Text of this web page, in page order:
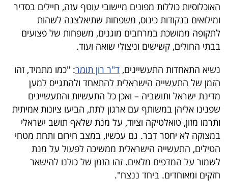
פודקאסט
40
UNDER
40
שיתופי
פעולה
דרושים
האוכלוסיות כוללות מפונים מיישובי עוטף עזה, חיילים בסדיר
ומילואים בנקודות כינוס, משפחות שתיאלצנה לשהות
לתקופה ממושכת במרחבים מוגנים, משפחות של פצועים
בבתי החולים, קשישים וניצולי שואה ועוד.
נשיא התאחדות התעשיינים, ד"ר רון תומר: "כמו מתמיד, זהו
הזמן של התעשייה הישראלית להתאחד ולהתגייס למען
מדינת ישראל ותושביה – ואכן כל התעשיות והתעשיינים
שפנינו אליהן במשותף עם ארגון לתת, הביעו ציונות אמיתית
ותרמו מזון, טואלטיקה וציוד, על מנת שלאף תושב ישראלי
במצוקה לא יחסר דבר. גם עכשיו, במצב חירום ותחת מטחי
הטילים, התעשייה הישראלית ממשיכה לפעול על מנת
לשמור על המדפים מלאים. זהו הזמן של כולנו להישאר
חזקים ומאוחדים. ביחד ננצח".